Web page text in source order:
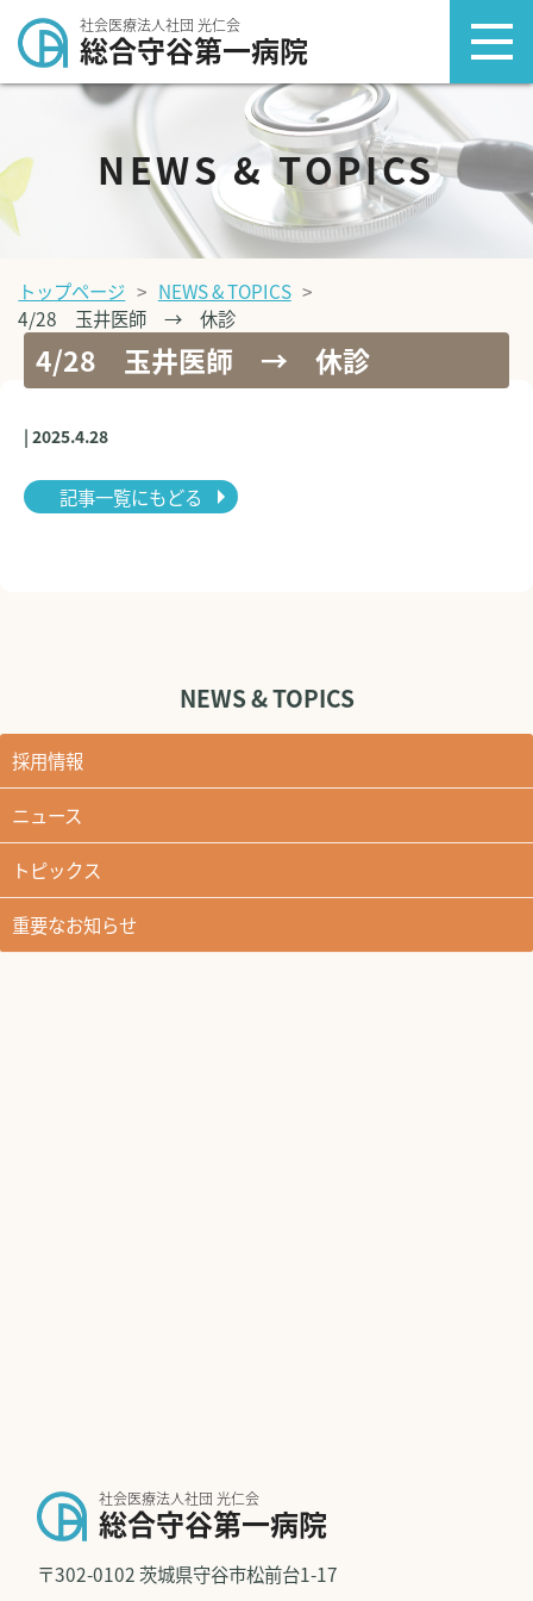
社会医療法人社団 光仁会
総合守谷第一病院
NEWS & TOPICS
トップページ
NEWS & TOPICS
4/28 玉井医師 → 休診
4/28 玉井医師 → 休診
| 2025.4.28
記事一覧にもどる
NEWS & TOPICS
採用情報
ニュース
トピックス
重要なお知らせ
社会医療法人社団 光仁会
総合守谷第一病院
〒302-0102 茨城県守谷市松前台1-17